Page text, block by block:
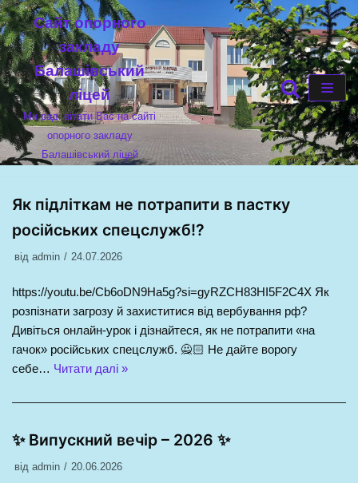
Перейти
до
вмісту
Cайт опорного
закладу
Балашівський
ліцей
Ми раді вітати Вас на сайті
опорного закладу
Балашівський ліцей
Як підліткам не потрапити в пастку
російських спецслужб!?
від admin 24.07.2026
https://youtu.be/Cb6oDN9Ha5g?si=gyRZCH83HI5F2C4X Як
розпізнати загрозу й захиститися від вербування рф?
Дивіться онлайн-урок і дізнайтеся, як не потрапити «на
гачок» російських спецслужб. 🙅🏻 Не дайте ворогу
себе… Читати далі »
✨ Випускний вечір – 2026 ✨
від admin 20.06.2026